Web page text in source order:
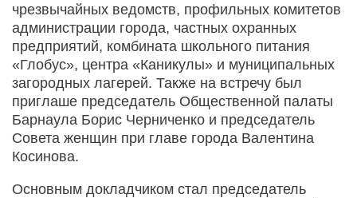
чрезвычайных ведомств, профильных комитетов
администрации города, частных охранных
предприятий, комбината школьного питания
«Глобус», центра «Каникулы» и муниципальных
загородных лагерей. Также на встречу был
приглаше председатель Общественной палаты
Барнаула Борис Черниченко и председатель
Совета женщин при главе города Валентина
Косинова.
Основным докладчиком стал председатель